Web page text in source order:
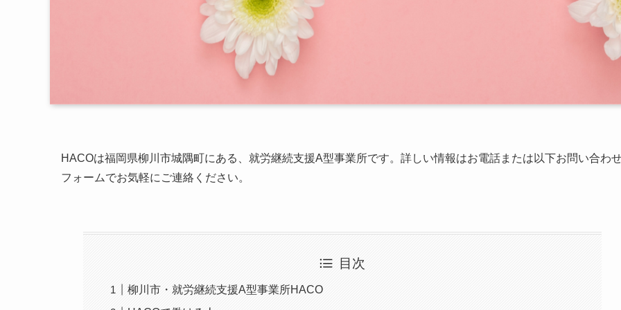
HACOは福岡県柳川市城隅町にある、就労継続支援A型事業所です。詳しい情報はお電話または以下お問い合わ
フォームでお気軽にご連絡ください。
目次
柳川市・就労継続支援A型事業所HACO